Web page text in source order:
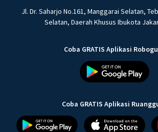
Jl. Dr. Saharjo No.161, Manggarai Selatan,
Selatan, Daerah Khusus Ibukota
Coba GRATIS Aplikasi
Coba GRATIS Aplikasi